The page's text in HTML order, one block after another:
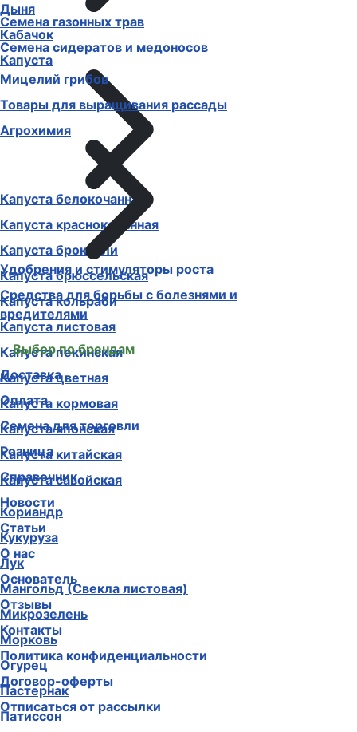
Дыня
Кабачок
Капуста
Капуста белокочанная
Капуста краснокочанная
Капуста брокколи
Капуста брюссельская
Капуста кольраби
Капуста листовая
Капуста пекинская
Капуста цветная
Капуста кормовая
Капуста японская
Капуста китайская
Капуста савойская
Кориандр
Кукуруза
Лук
Мангольд (Свекла листовая)
Микрозелень
Морковь
Огурец
Пастернак
Патиссон
Семена газонных трав
Семена сидератов и медоносов
Мицелий грибов
Товары для выращивания рассады
Агрохимия
Удобрения и стимуляторы роста
Средства для борьбы с болезнями и
вредителями
Выбор по брендам
Доставка
Оплата
Семена для торговли
Розница
Справочник
Новости
Статьи
О нас
Основатель
Отзывы
Контакты
Политика конфиденциальности
Договор-оферты
Отписаться от рассылки